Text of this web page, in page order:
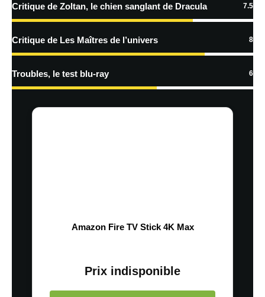
Critique de Zoltan, le chien sanglant de Dracula 7.5
Critique de Les Maîtres de l’univers 8
Troubles, le test blu-ray 6
Amazon Fire TV Stick 4K Max
Prix indisponible